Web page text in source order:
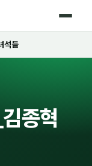
석들
종혁